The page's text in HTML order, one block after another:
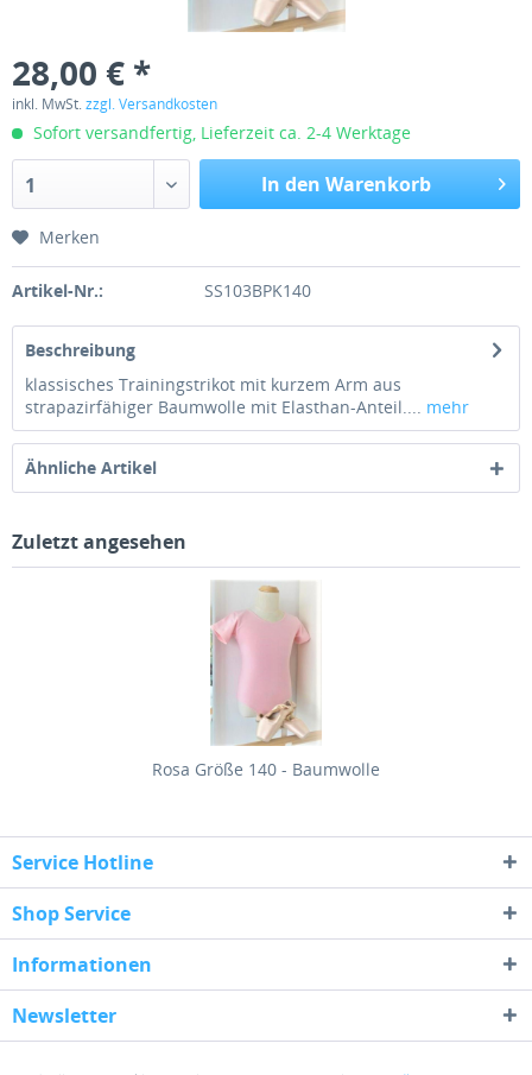
28,00 € *
inkl. MwSt.zzgl. Versandkosten
Sofort versandfertig, Lieferzeit ca. 2-4 Werktage
1 In den Warenkorb
Merken
Artikel-Nr.: SS103BPK140
Beschreibung
klassisches Trainingstrikot mit kurzem Arm aus
strapazirfähiger Baumwolle mit Elasthan-Anteil.... mehr
Ähnliche Artikel
Zuletzt angesehen
Rosa Größe 140 - Baumwolle
Service Hotline
Shop Service
Informationen
Newsletter